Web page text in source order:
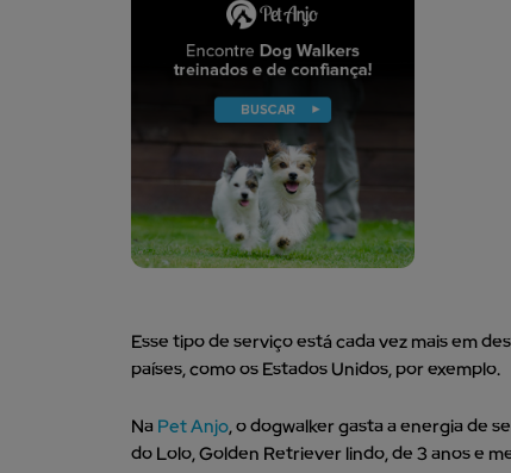
Esse tipo de serviço está cada vez mais em
países, como os Estados Unidos, por exemplo.
Na Pet Anjo, o dogwalker gasta a energia de
do Lolo, Golden Retriever lindo, de 3 anos e